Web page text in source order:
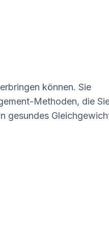
können. Sie
Methoden, die
gesundes